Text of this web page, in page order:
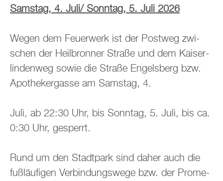
Sams­tag, 4. Juli/ Sonn­tag, 5. Juli 2026
Wegen dem Feu­er­werk ist der Post­weg zwi­
schen der Heil­bron­ner Stra­ße und dem Kai­ser­
lin­den­weg sowie die Stra­ße En­gels­berg bzw.
Apo­the­ker­gas­se am Sams­tag, 4.
Juli, ab 22:30 Uhr, bis Sonn­tag, 5. Juli, bis ca.
0:30 Uhr, ge­sperrt.
Rund um den Stadt­park sind daher auch die
fu­ß­läu­fi­gen Ver­bin­dungs­we­ge bzw. der Pro­me­